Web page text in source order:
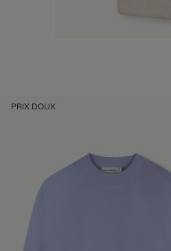
PRIX DOUX